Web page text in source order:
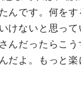
んです。何をす
けないと思って
んだったらこう
だよ。もっと楽